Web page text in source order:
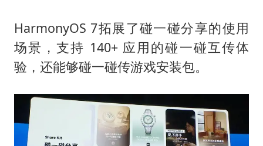
HarmonyOS 7拓展了碰一碰分享的使用
场景，支持 140+ 应用的碰一碰互传体
验，还能够碰一碰传游戏安装包。